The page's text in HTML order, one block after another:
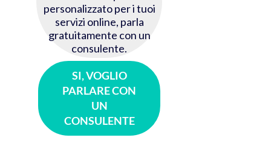
personalizzato per i tuoi
servizi online, parla
gratuitamente con un
consulente.
SI, VOGLIO
PARLARE CON
UN
CONSULENTE